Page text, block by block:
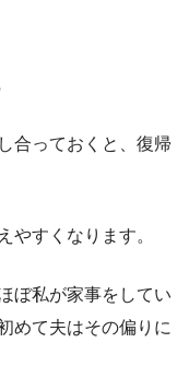
合っておくと、復帰
やすくなります。
ぼ私が家事をしてい
めて夫はその偏りに